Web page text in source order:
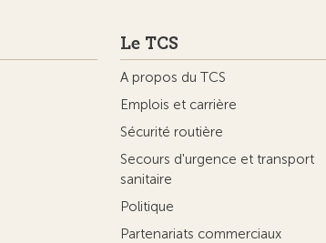
Le TCS
A propos du TCS
Emplois et carrière
Sécurité routière
Secours d'urgence et transport
sanitaire
Politique
Partenariats commerciaux